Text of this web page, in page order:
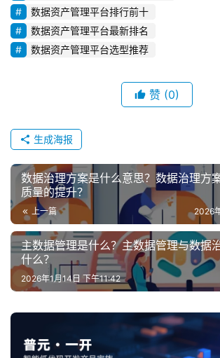
数据资产管理平台排行前十
数据资产管理平台最新排名
数据资产管理平台选型推荐
赞 (0)
生成海报
数据治理方案是什么意思？数据治理方
质量的提升？
上一篇 2026
主数据管理是什么？主数据管理与数据
什么？
2026年1月14日 下午11:42